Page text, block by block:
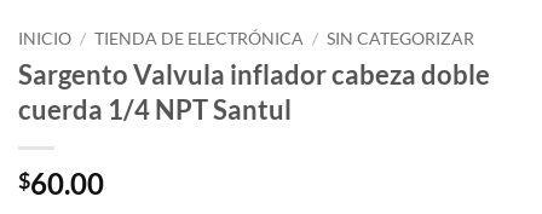
INICIO / TIENDA DE ELECTRÓNICA / SIN CATEGORIZAR
Sargento Valvula inflador cabeza doble
cuerda 1/4 NPT Santul
$60.00